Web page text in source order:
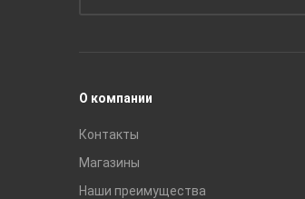
О компании
Контакты
Магазины
Наши преимущества